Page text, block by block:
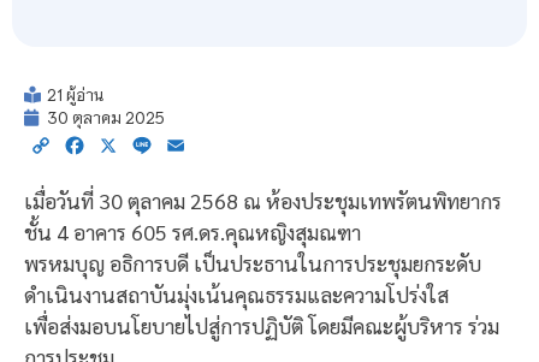
21 ผู้อ่าน
30 ตุลาคม 2025
Copy Facebook
X Line
เมื่อวันที่ 30 ตุลาคม 2568 ณ ห้องประชุมเทพรัตนพิทยากร
ชั้น 4 อาคาร 605 รศ.ดร.คุณหญิงสุมณฑา
พรหมบุญ อธิการบดี เป็นประธานในการประชุมยกระดับ
ดำเนินงานสถาบันมุ่งเน้นคุณธรรมและความโปร่งใส
เพื่อส่งมอบนโยบายไปสู่การปฏิบัติ โดยมีคณะผู้บริหาร ร่วม
การประชุม